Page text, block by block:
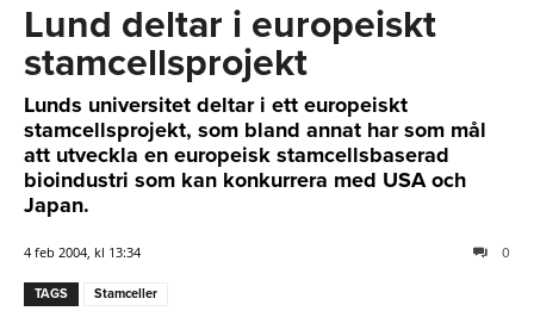
Lund deltar i europeiskt
stamcellsprojekt
Lunds universitet deltar i ett europeiskt
stamcellsprojekt, som bland annat har som mål
att utveckla en europeisk stamcellsbaserad
bioindustri som kan konkurrera med USA och
Japan.
4 feb 2004, kl 13:34 0
TAGS Stamceller